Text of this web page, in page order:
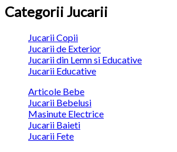
Categorii Jucarii
Jucarii Copii
Jucarii de Exterior
Jucarii din Lemn si Educative
Jucarii Educative
Articole Bebe
Jucarii Bebelusi
Masinute Electrice
Jucarii Baieti
Jucarii Fete